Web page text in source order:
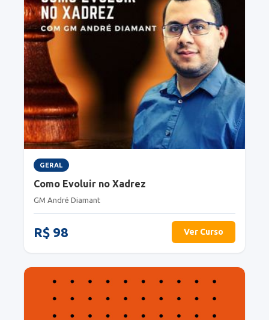
GERAL
Como Evoluir no Xadrez
GM André Diamant
R$ 98 Ver Curso